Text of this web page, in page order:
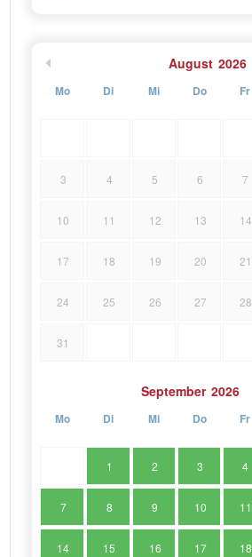
August 2026
Mo Di Mi Do Fr
3 4 5 6 7
10 11 12 13 14
17 18 19 20 21
24 25 26 27 28
31
September 2026
Mo Di Mi Do Fr
1 2 3 4
7 8 9 10 11
14 15 16 17 18